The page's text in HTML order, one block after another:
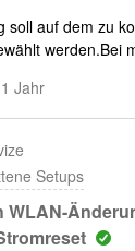
soll auf dem zu
werden.Bei
werden. Es
Gerät das im
nur mit dem
Jahr
Setups
WLAN-